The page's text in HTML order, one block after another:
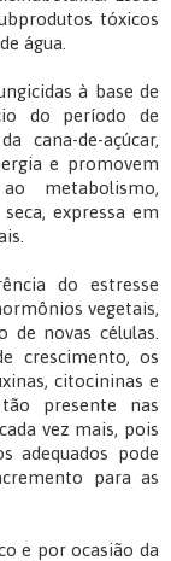
tóxicos
água.
à base de
do período de
cana-de-açúcar,
e promovem
metabolismo,
expressa em
do estresse
vegetais,
novas células.
crescimento, os
citocininas e
presente nas
vez mais, pois
adequados pode
para as
e por ocasião da